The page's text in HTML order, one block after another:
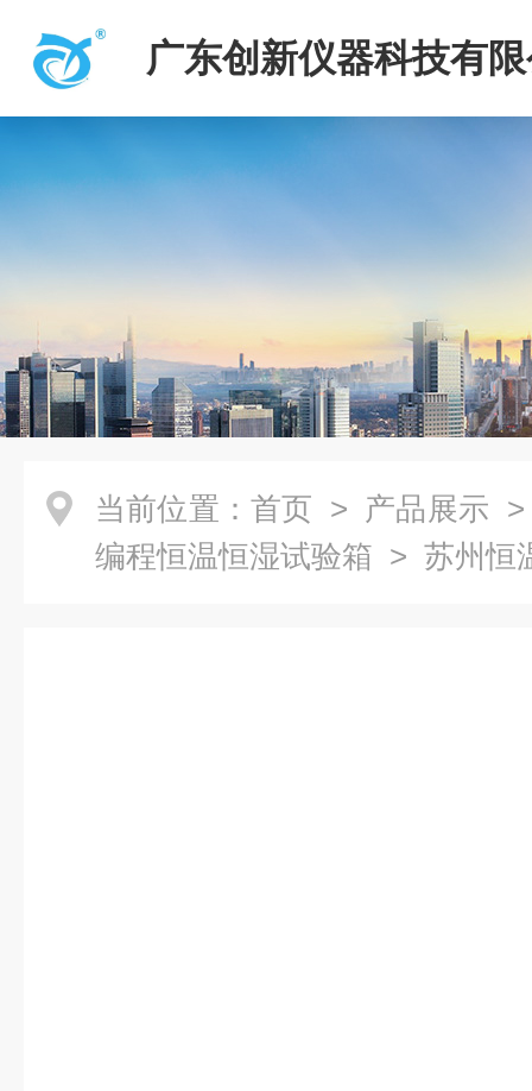
广东创新仪器科技有
当前位置： 首页 > 产品展示
编程恒温恒湿试验箱 > 苏州恒